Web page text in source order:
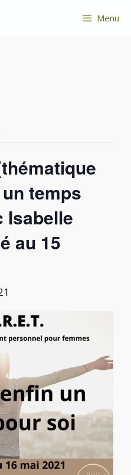
Menu
temps
Isabelle
au 15